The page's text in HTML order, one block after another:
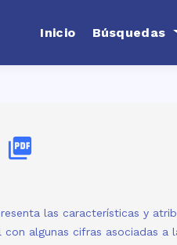
Inicio Búsquedas
picture_as_pdf
las características y
algunas cifras asociadas